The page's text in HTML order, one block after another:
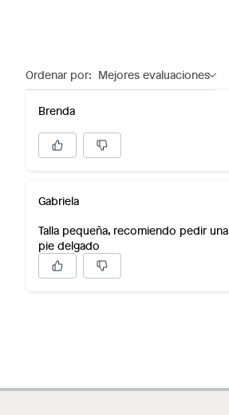
Ordenar por: Mejores evaluaciones
Brenda
Gabriela
Talla pequeña, recomiendo pedir
pie delgado